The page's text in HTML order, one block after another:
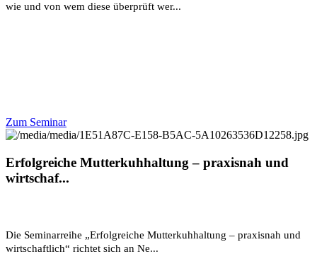
wie und von wem diese überprüft wer...
Zum Seminar
Erfolgreiche Mutterkuhhaltung – praxisnah und
wirtschaf...
Die Seminarreihe „Erfolgreiche Mutterkuhhaltung – praxisnah und
wirtschaftlich“ richtet sich an Ne...